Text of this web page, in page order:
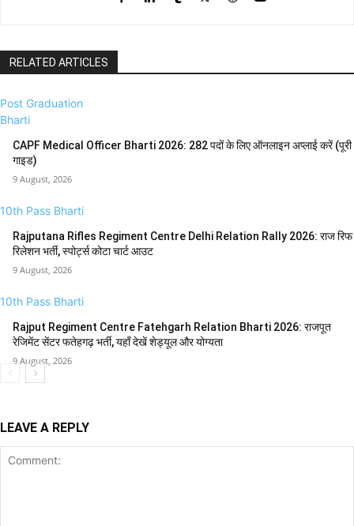
RELATED ARTICLES
Post Graduation
Bharti
CAPF Medical Officer Bharti 2026: 282 पदों के लिए ऑनलाइन अप्लाई करें (पूरी
गाइड)
9 August, 2026
10th Pass Bharti
Rajputana Rifles Regiment Centre Delhi Relation Rally 2026: राज रिफ
रिलेशन भर्ती, स्पोर्ट्स कोटा चार्ट आउट
9 August, 2026
10th Pass Bharti
Rajput Regiment Centre Fatehgarh Relation Bharti 2026: राजपूत
रेजिमेंट सेंटर फतेहगढ़ भर्ती, यहाँ देखें शेड्यूल और योग्यता
9 August, 2026
LEAVE A REPLY